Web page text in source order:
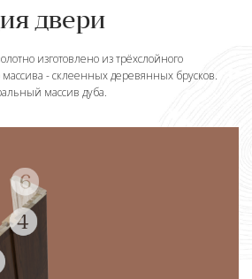
двери
изготовлено из трёхслойного
- склеенных деревянных брусков.
массив дуба.